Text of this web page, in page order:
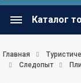
Каталог
Главная
Следопыт